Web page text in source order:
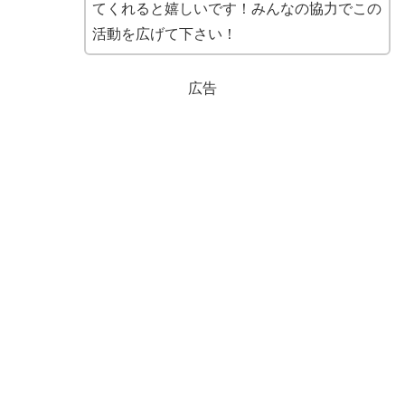
てくれると嬉しいです！みんなの協力でこの
活動を広げて下さい！
広告